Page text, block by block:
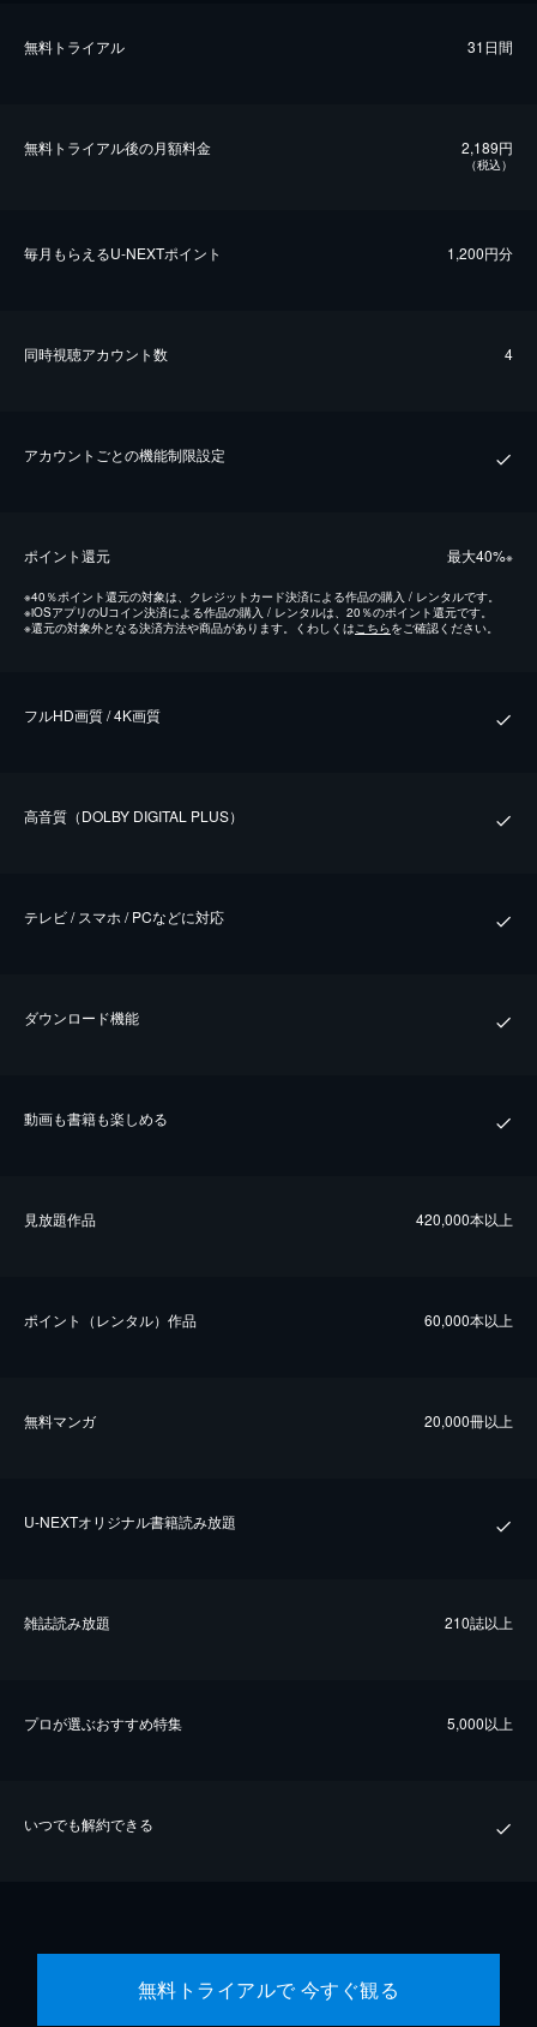
無料トライアル 31日間
無料トライアル後の⽉額料金 2,189円
（税込）
毎⽉もらえるU-NEXTポイント 1,200円分
同時視聴アカウント数 4
アカウントごとの機能制限設定
ポイント還元 最⼤40%※
※40％ポイント還元の対象は、クレジットカード決済による作品の購入 / レンタルです。
※iOSアプリのUコイン決済による作品の購入 / レンタルは、20％のポイント還元です。
※還元の対象外となる決済方法や商品があります。くわしくはこちらをご確認ください。
フルHD画質 / 4K画質
⾼⾳質（DOLBY DIGITAL PLUS）
テレビ / スマホ / PCなどに対応
ダウンロード機能
動画も書籍も楽しめる
⾒放題作品 420,000本以上
ポイント（レンタル）作品 60,000本以上
無料マンガ 20,000冊以上
U-NEXTオリジナル書籍読み放題
雑誌読み放題 210誌以上
プロが選ぶおすすめ特集 5,000以上
いつでも解約できる
無料トライアルで 今すぐ観る